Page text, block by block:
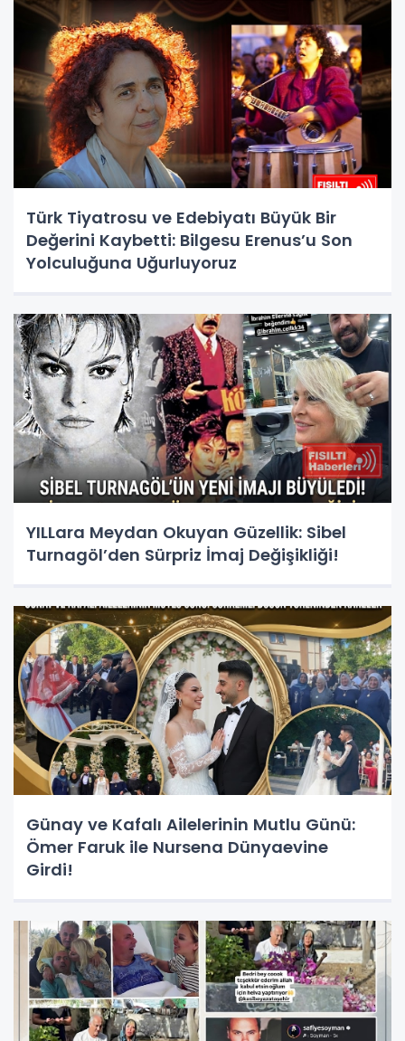
Türk Tiyatrosu ve Edebiyatı Büyük Bir
Değerini Kaybetti: Bilgesu Erenus’u Son
Yolculuğuna Uğurluyoruz
YILLara Meydan Okuyan Güzellik: Sibel
Turnagöl’den Sürpriz İmaj Değişikliği!
Günay ve Kafalı Ailelerinin Mutlu Günü:
Ömer Faruk ile Nursena Dünyaevine
Girdi!